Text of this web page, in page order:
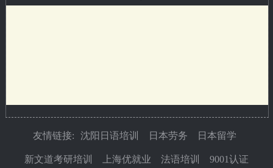
友情链接: 沈阳日语培训 日本劳务 日本留学
新文道考研培训 上海优就业 法语培训 9001认证